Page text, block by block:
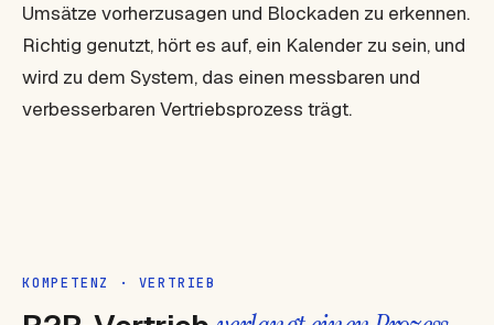
Umsätze vorherzusagen und Blockaden zu erkennen.
Richtig genutzt, hört es auf, ein Kalender zu sein, und
wird zu dem System, das einen messbaren und
verbesserbaren Vertriebsprozess trägt.
KOMPETENZ · VERTRIEB